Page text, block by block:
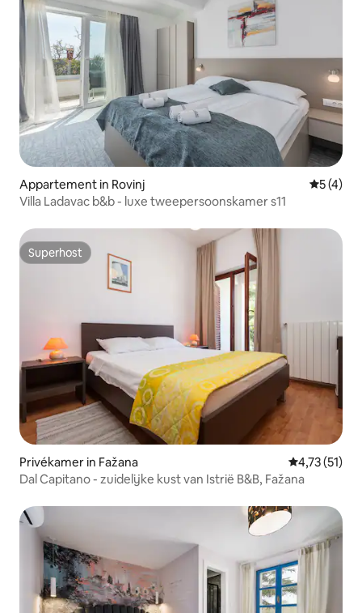
Appartement in Rovinj
5 (4)
Villa Ladavac b&b - luxe tweepersoonskamer s11
Superhost
Superhost
Privékamer in Fažana Gemiddelde
4,73 (51)
Dal Capitano - zuidelijke kust van Istrië B&B, Fažana